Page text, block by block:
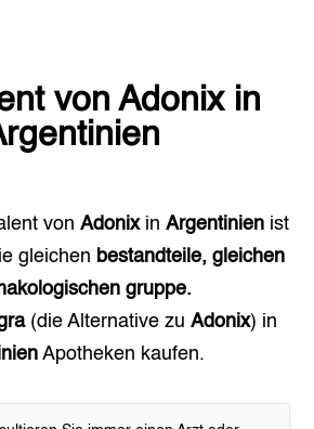
von Adonixin
von Adonixin Argentinien ist
gleichen bestandteile, gleichen
gruppe.
(die Alternative zu Adonix) in
Apotheken kaufen.